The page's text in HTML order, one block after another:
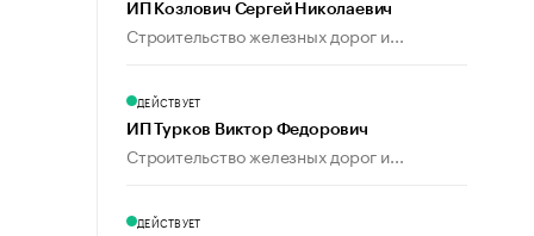
ИП Козлович Сергей Николаевич
Строительство железных дорог и...
ДЕЙСТВУЕТ
ИП Турков Виктор Федорович
Строительство железных дорог и...
ДЕЙСТВУЕТ